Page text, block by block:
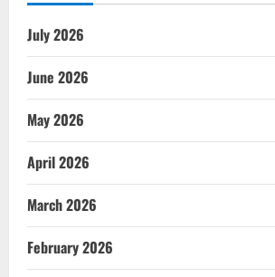
July 2026
June 2026
May 2026
April 2026
March 2026
February 2026